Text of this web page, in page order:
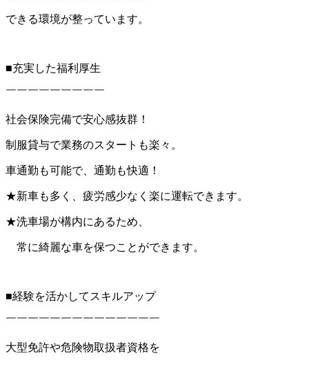
できる環境が整っています。
■充実した福利厚生
￣￣￣￣￣￣￣￣￣
社会保険完備で安心感抜群！
制服貸与で業務のスタートも楽々。
車通勤も可能で、通勤も快適！
★新車も多く、疲労感少なく楽に運転できます。
★洗車場が構内にあるため、
常に綺麗な車を保つことができます。
■経験を活かしてスキルアップ
￣￣￣￣￣￣￣￣￣￣￣￣￣￣
大型免許や危険物取扱者資格を